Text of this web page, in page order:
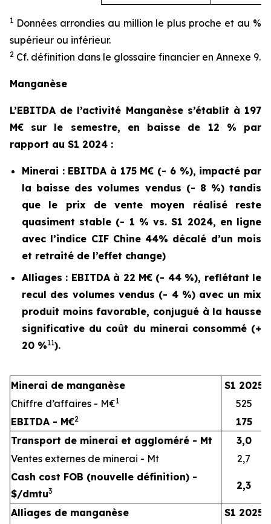
1 Données arrondies au million le plus proche et au %
supérieur ou inférieur.
2 Cf. définition dans le glossaire financier en Annexe 9.
Manganèse
L’EBITDA de l’activité Manganèse s’établit à 197
M€ sur le semestre, en baisse de 12 % par
rapport au S1 2024 :
Minerai : EBITDA à 175 M€ (- 6 %), impacté par
la baisse des volumes vendus (- 8 %) tandis
que le prix de vente moyen réalisé reste
quasiment stable (- 1 % vs. S1 2024, en ligne
avec l’indice CIF Chine 44% décalé d’un mois
et retraité de l’effet change)
Alliages : EBITDA à 22 M€ (- 44 %), reflétant le
recul des volumes vendus (- 4 %) avec un mix
produit moins favorable, conjugué à la hausse
significative du coût du minerai consommé (+
20 %11).
Minerai de manganèse S1 2025
Chiffre d’affaires - M€1
525
EBITDA - M€2
175
Transport de minerai et aggloméré - Mt
3,0
Ventes externes de minerai - Mt
2,7
Cash cost FOB (nouvelle définition) -
$/dmtu3 2,3
Alliages de manganèse S1 2025